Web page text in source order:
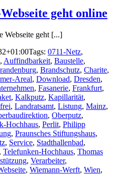
geht online
Webseite geht [...]
Tags: 0711-Netz,
, Auffindbarkeit, Baustelle,
, Brandschutz, Charite,
Areal, Download, Dresden,
, Fasanerie, Frankfurt,
, Kalkputz, Kapillarität,
, Landratsamt, Listung, Mainz,
, Oberputz,
Hochhaus, Perlit, Philipp
, Praunsches Stiftungshaus,
, Service, Stadthallenbad,
, Telefunken-Hochhaus, Thomas
, Verarbeiter,
, Wiemann-Werft, Wien,